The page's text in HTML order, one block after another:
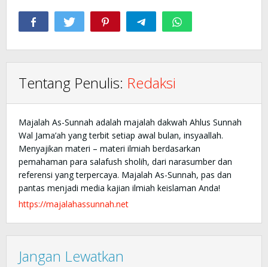
Tentang Penulis: Redaksi
Majalah As-Sunnah adalah majalah dakwah Ahlus Sunnah
Wal Jama’ah yang terbit setiap awal bulan, insyaallah.
Menyajikan materi – materi ilmiah berdasarkan
pemahaman para salafush sholih, dari narasumber dan
referensi yang terpercaya. Majalah As-Sunnah, pas dan
pantas menjadi media kajian ilmiah keislaman Anda!
https://majalahassunnah.net
Jangan Lewatkan